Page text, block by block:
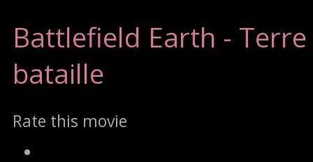
Battlefield Earth -
bataille
Rate this movie